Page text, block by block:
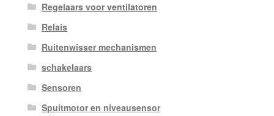
Regelaars voor ventilatoren
Relais
Ruitenwisser mechanismen
schakelaars
Sensoren
Spuitmotor en niveausensor